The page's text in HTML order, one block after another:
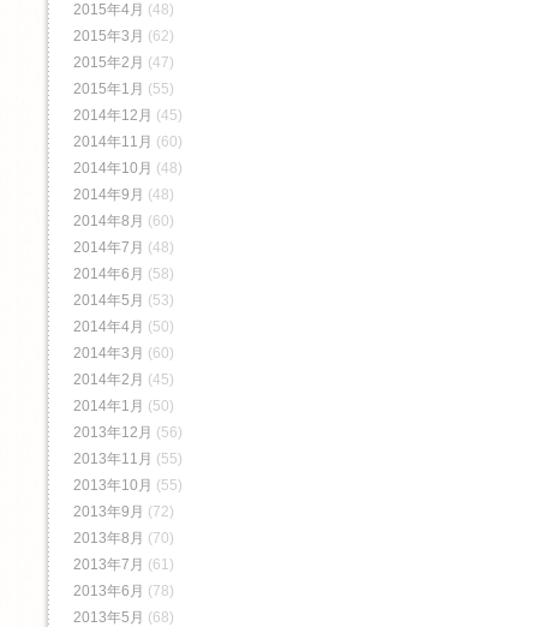
2015年4月 (48)
2015年3月 (62)
2015年2月 (47)
2015年1月 (55)
2014年12月 (45)
2014年11月 (60)
2014年10月 (48)
2014年9月 (48)
2014年8月 (60)
2014年7月 (48)
2014年6月 (58)
2014年5月 (53)
2014年4月 (50)
2014年3月 (60)
2014年2月 (45)
2014年1月 (50)
2013年12月 (56)
2013年11月 (55)
2013年10月 (55)
2013年9月 (72)
2013年8月 (70)
2013年7月 (61)
2013年6月 (78)
2013年5月 (68)